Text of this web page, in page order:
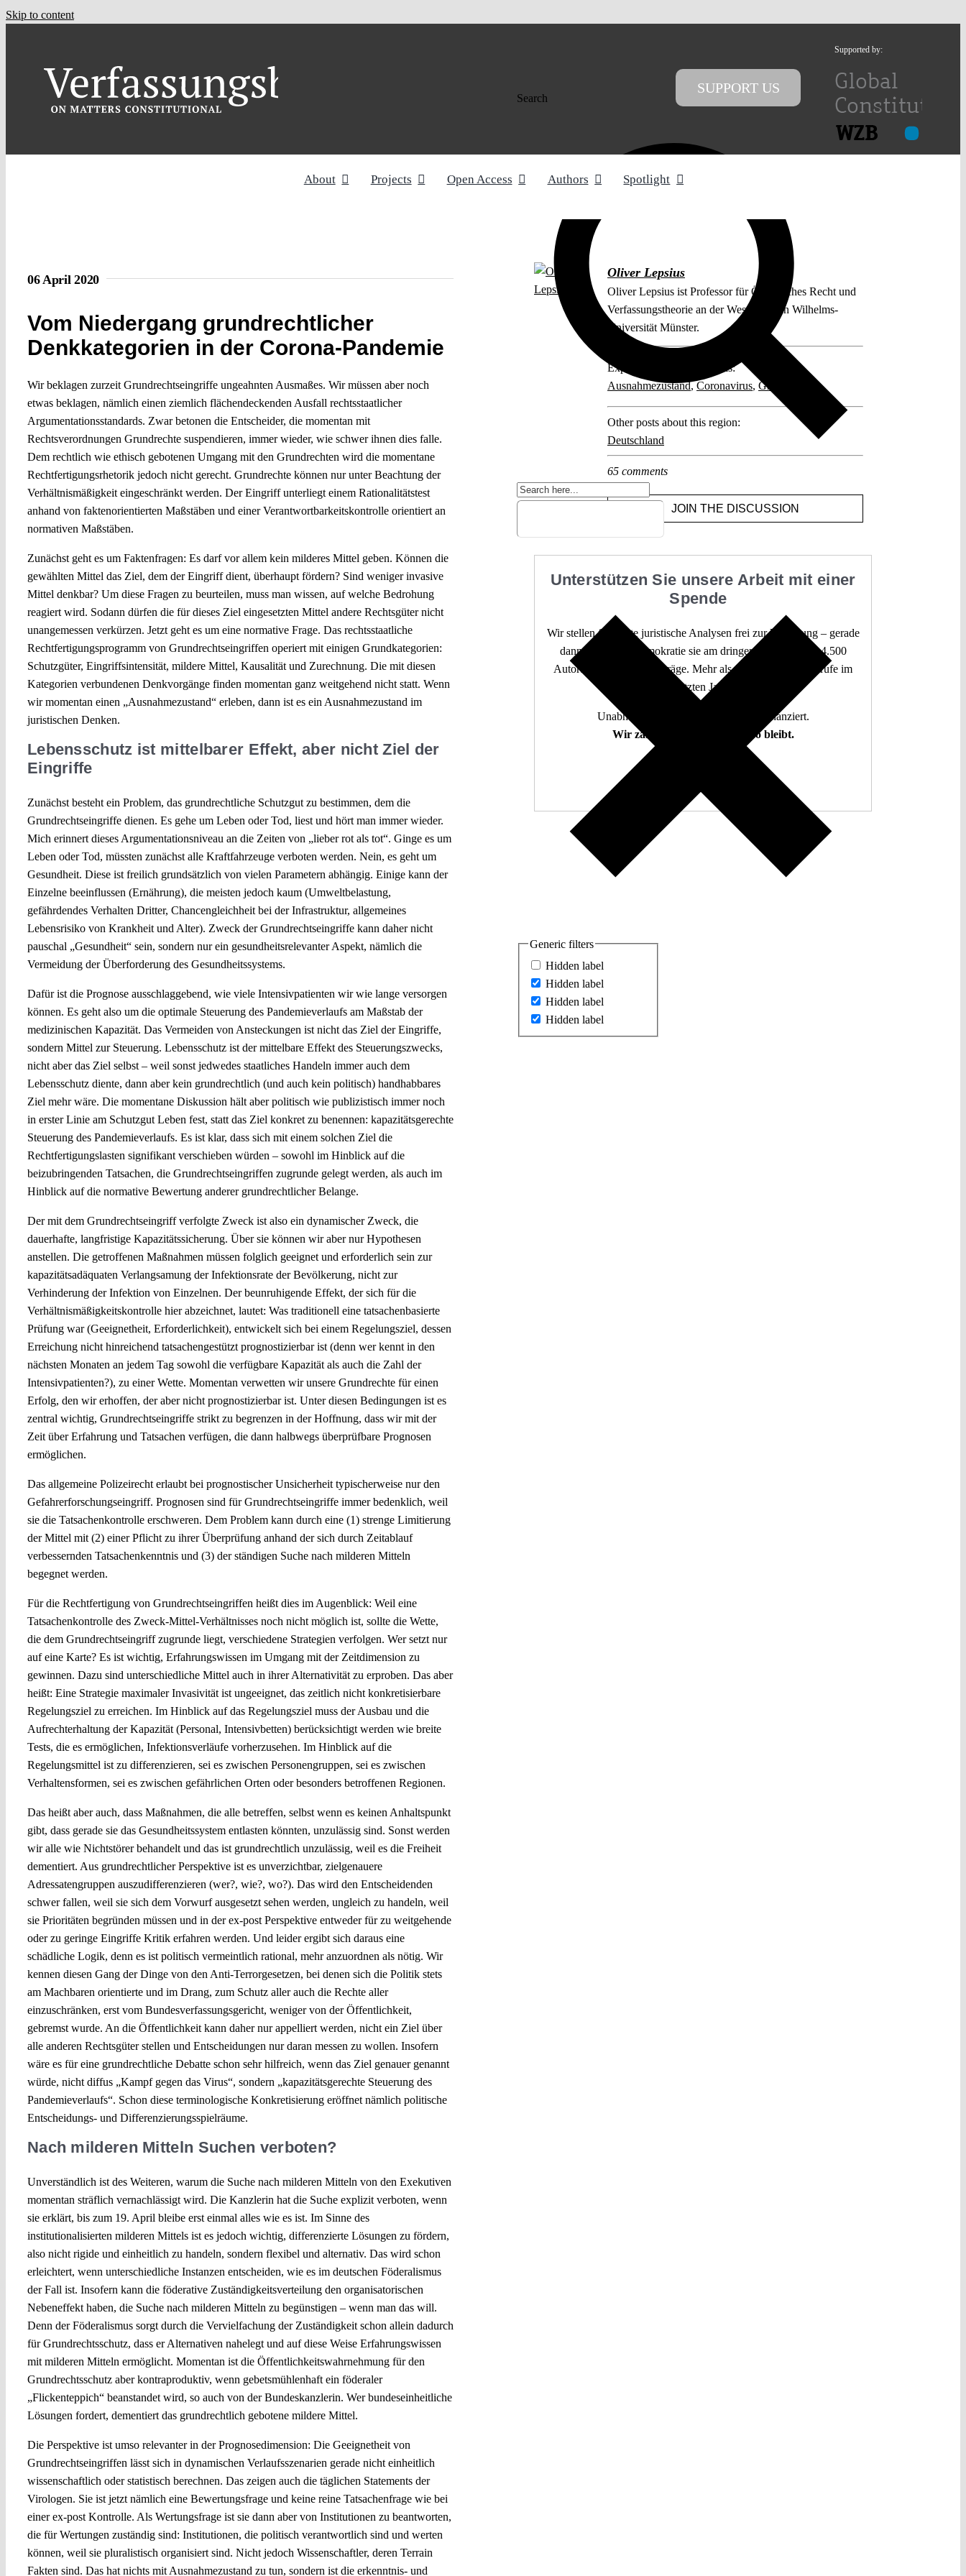
Skip to content
Search
Generic filters
Hidden label
Hidden label
Hidden label
Hidden label
SUPPORT US
Supported by:
About Projects Open Access Authors Spotlight
06 April 2020
Vom Niedergang grundrechtlicher
Denkkategorien in der Corona-Pandemie
Wir beklagen zurzeit Grundrechtseingriffe ungeahnten Ausmaßes. Wir müssen aber noch
etwas beklagen, nämlich einen ziemlich flächendeckenden Ausfall rechtsstaatlicher
Argumentationsstandards. Zwar betonen die Entscheider, die momentan mit
Rechtsverordnungen Grundrechte suspendieren, immer wieder, wie schwer ihnen dies falle.
Dem rechtlich wie ethisch gebotenen Umgang mit den Grundrechten wird die momentane
Rechtfertigungsrhetorik jedoch nicht gerecht. Grundrechte können nur unter Beachtung der
Verhältnismäßigkeit eingeschränkt werden. Der Eingriff unterliegt einem Rationalitätstest
anhand von faktenorientierten Maßstäben und einer Verantwortbarkeitskontrolle orientiert an
normativen Maßstäben.
Zunächst geht es um Faktenfragen: Es darf vor allem kein milderes Mittel geben. Können die
gewählten Mittel das Ziel, dem der Eingriff dient, überhaupt fördern? Sind weniger invasive
Mittel denkbar? Um diese Fragen zu beurteilen, muss man wissen, auf welche Bedrohung
reagiert wird. Sodann dürfen die für dieses Ziel eingesetzten Mittel andere Rechtsgüter nicht
unangemessen verkürzen. Jetzt geht es um eine normative Frage. Das rechtsstaatliche
Rechtfertigungsprogramm von Grundrechtseingriffen operiert mit einigen Grundkategorien:
Schutzgüter, Eingriffsintensität, mildere Mittel, Kausalität und Zurechnung. Die mit diesen
Kategorien verbundenen Denkvorgänge finden momentan ganz weitgehend nicht statt. Wenn
wir momentan einen „Ausnahmezustand“ erleben, dann ist es ein Ausnahmezustand im
juristischen Denken.
Lebensschutz ist mittelbarer Effekt, aber nicht Ziel der
Eingriffe
Zunächst besteht ein Problem, das grundrechtliche Schutzgut zu bestimmen, dem die
Grundrechtseingriffe dienen. Es gehe um Leben oder Tod, liest und hört man immer wieder.
Mich erinnert dieses Argumentationsniveau an die Zeiten von „lieber rot als tot“. Ginge es um
Leben oder Tod, müssten zunächst alle Kraftfahrzeuge verboten werden. Nein, es geht um
Gesundheit. Diese ist freilich grundsätzlich von vielen Parametern abhängig. Einige kann der
Einzelne beeinflussen (Ernährung), die meisten jedoch kaum (Umweltbelastung,
gefährdendes Verhalten Dritter, Chancengleichheit bei der Infrastruktur, allgemeines
Lebensrisiko von Krankheit und Alter). Zweck der Grundrechtseingriffe kann daher nicht
pauschal „Gesundheit“ sein, sondern nur ein gesundheitsrelevanter Aspekt, nämlich die
Vermeidung der Überforderung des Gesundheitssystems.
Dafür ist die Prognose ausschlaggebend, wie viele Intensivpatienten wir wie lange versorgen
können. Es geht also um die optimale Steuerung des Pandemieverlaufs am Maßstab der
medizinischen Kapazität. Das Vermeiden von Ansteckungen ist nicht das Ziel der Eingriffe,
sondern Mittel zur Steuerung. Lebensschutz ist der mittelbare Effekt des Steuerungszwecks,
nicht aber das Ziel selbst – weil sonst jedwedes staatliches Handeln immer auch dem
Lebensschutz diente, dann aber kein grundrechtlich (und auch kein politisch) handhabbares
Ziel mehr wäre. Die momentane Diskussion hält aber politisch wie publizistisch immer noch
in erster Linie am Schutzgut Leben fest, statt das Ziel konkret zu benennen: kapazitätsgerechte
Steuerung des Pandemieverlaufs. Es ist klar, dass sich mit einem solchen Ziel die
Rechtfertigungslasten signifikant verschieben würden – sowohl im Hinblick auf die
beizubringenden Tatsachen, die Grundrechtseingriffen zugrunde gelegt werden, als auch im
Hinblick auf die normative Bewertung anderer grundrechtlicher Belange.
Der mit dem Grundrechtseingriff verfolgte Zweck ist also ein dynamischer Zweck, die
dauerhafte, langfristige Kapazitätssicherung. Über sie können wir aber nur Hypothesen
anstellen. Die getroffenen Maßnahmen müssen folglich geeignet und erforderlich sein zur
kapazitätsadäquaten Verlangsamung der Infektionsrate der Bevölkerung, nicht zur
Verhinderung der Infektion von Einzelnen. Der beunruhigende Effekt, der sich für die
Verhältnismäßigkeitskontrolle hier abzeichnet, lautet: Was traditionell eine tatsachenbasierte
Prüfung war (Geeignetheit, Erforderlichkeit), entwickelt sich bei einem Regelungsziel, dessen
Erreichung nicht hinreichend tatsachengestützt prognostizierbar ist (denn wer kennt in den
nächsten Monaten an jedem Tag sowohl die verfügbare Kapazität als auch die Zahl der
Intensivpatienten?), zu einer Wette. Momentan verwetten wir unsere Grundrechte für einen
Erfolg, den wir erhoffen, der aber nicht prognostizierbar ist. Unter diesen Bedingungen ist es
zentral wichtig, Grundrechtseingriffe strikt zu begrenzen in der Hoffnung, dass wir mit der
Zeit über Erfahrung und Tatsachen verfügen, die dann halbwegs überprüfbare Prognosen
ermöglichen.
Das allgemeine Polizeirecht erlaubt bei prognostischer Unsicherheit typischerweise nur den
Gefahrerforschungseingriff. Prognosen sind für Grundrechtseingriffe immer bedenklich, weil
sie die Tatsachenkontrolle erschweren. Dem Problem kann durch eine (1) strenge Limitierung
der Mittel mit (2) einer Pflicht zu ihrer Überprüfung anhand der sich durch Zeitablauf
verbessernden Tatsachenkenntnis und (3) der ständigen Suche nach milderen Mitteln
begegnet werden.
Für die Rechtfertigung von Grundrechtseingriffen heißt dies im Augenblick: Weil eine
Tatsachenkontrolle des Zweck-Mittel-Verhältnisses noch nicht möglich ist, sollte die Wette,
die dem Grundrechtseingriff zugrunde liegt, verschiedene Strategien verfolgen. Wer setzt nur
auf eine Karte? Es ist wichtig, Erfahrungswissen im Umgang mit der Zeitdimension zu
gewinnen. Dazu sind unterschiedliche Mittel auch in ihrer Alternativität zu erproben. Das aber
heißt: Eine Strategie maximaler Invasivität ist ungeeignet, das zeitlich nicht konkretisierbare
Regelungsziel zu erreichen. Im Hinblick auf das Regelungsziel muss der Ausbau und die
Aufrechterhaltung der Kapazität (Personal, Intensivbetten) berücksichtigt werden wie breite
Tests, die es ermöglichen, Infektionsverläufe vorherzusehen. Im Hinblick auf die
Regelungsmittel ist zu differenzieren, sei es zwischen Personengruppen, sei es zwischen
Verhaltensformen, sei es zwischen gefährlichen Orten oder besonders betroffenen Regionen.
Das heißt aber auch, dass Maßnahmen, die alle betreffen, selbst wenn es keinen Anhaltspunkt
gibt, dass gerade sie das Gesundheitssystem entlasten könnten, unzulässig sind. Sonst werden
wir alle wie Nichtstörer behandelt und das ist grundrechtlich unzulässig, weil es die Freiheit
dementiert. Aus grundrechtlicher Perspektive ist es unverzichtbar, zielgenauere
Adressatengruppen auszudifferenzieren (wer?, wie?, wo?). Das wird den Entscheidenden
schwer fallen, weil sie sich dem Vorwurf ausgesetzt sehen werden, ungleich zu handeln, weil
sie Prioritäten begründen müssen und in der ex-post Perspektive entweder für zu weitgehende
oder zu geringe Eingriffe Kritik erfahren werden. Und leider ergibt sich daraus eine
schädliche Logik, denn es ist politisch vermeintlich rational, mehr anzuordnen als nötig. Wir
kennen diesen Gang der Dinge von den Anti-Terrorgesetzen, bei denen sich die Politik stets
am Machbaren orientierte und im Drang, zum Schutz aller auch die Rechte aller
einzuschränken, erst vom Bundesverfassungsgericht, weniger von der Öffentlichkeit,
gebremst wurde. An die Öffentlichkeit kann daher nur appelliert werden, nicht ein Ziel über
alle anderen Rechtsgüter stellen und Entscheidungen nur daran messen zu wollen. Insofern
wäre es für eine grundrechtliche Debatte schon sehr hilfreich, wenn das Ziel genauer genannt
würde, nicht diffus „Kampf gegen das Virus“, sondern „kapazitätsgerechte Steuerung des
Pandemieverlaufs“. Schon diese terminologische Konkretisierung eröffnet nämlich politische
Entscheidungs- und Differenzierungsspielräume.
Nach milderen Mitteln Suchen verboten?
Unverständlich ist des Weiteren, warum die Suche nach milderen Mitteln von den Exekutiven
momentan sträflich vernachlässigt wird. Die Kanzlerin hat die Suche explizit verboten, wenn
sie erklärt, bis zum 19. April bleibe erst einmal alles wie es ist. Im Sinne des
institutionalisierten milderen Mittels ist es jedoch wichtig, differenzierte Lösungen zu fördern,
also nicht rigide und einheitlich zu handeln, sondern flexibel und alternativ. Das wird schon
erleichtert, wenn unterschiedliche Instanzen entscheiden, wie es im deutschen Föderalismus
der Fall ist. Insofern kann die föderative Zuständigkeitsverteilung den organisatorischen
Nebeneffekt haben, die Suche nach milderen Mitteln zu begünstigen – wenn man das will.
Denn der Föderalismus sorgt durch die Vervielfachung der Zuständigkeit schon allein dadurch
für Grundrechtsschutz, dass er Alternativen nahelegt und auf diese Weise Erfahrungswissen
mit milderen Mitteln ermöglicht. Momentan ist die Öffentlichkeitswahrnehmung für den
Grundrechtsschutz aber kontraproduktiv, wenn gebetsmühlenhaft ein föderaler
„Flickenteppich“ beanstandet wird, so auch von der Bundeskanzlerin. Wer bundeseinheitliche
Lösungen fordert, dementiert das grundrechtlich gebotene mildere Mittel.
Die Perspektive ist umso relevanter in der Prognosedimension: Die Geeignetheit von
Grundrechtseingriffen lässt sich in dynamischen Verlaufsszenarien gerade nicht einheitlich
wissenschaftlich oder statistisch berechnen. Das zeigen auch die täglichen Statements der
Virologen. Sie ist jetzt nämlich eine Bewertungsfrage und keine reine Tatsachenfrage wie bei
einer ex-post Kontrolle. Als Wertungsfrage ist sie dann aber von Institutionen zu beantworten,
die für Wertungen zuständig sind: Institutionen, die politisch verantwortlich sind und werten
können, weil sie pluralistisch organisiert sind. Nicht jedoch Wissenschaftler, deren Terrain
Fakten sind. Das hat nichts mit Ausnahmezustand zu tun, sondern ist die erkenntnis- und
Oliver Lepsius
Oliver Lepsius ist Professor für Öffentliches Recht und
Verfassungstheorie an der Westfälischen Wilhelms-
Universität Münster.
Explore posts related to this:
Ausnahmezustand,Coronavirus, Grundrechte
Other posts about this region:
Deutschland
65 comments
JOIN THE DISCUSSION
Unterstützen Sie unsere Arbeit mit einer
Spende
Wir stellen fundierte juristische Analysen frei zur Verfügung – gerade
dann, wenn die Demokratie sie am dringendsten braucht. 4.500
Autor:innen. 10.000 Beiträge. Mehr als fünf Millionen Aufrufe im
letzten Jahr.
Unabhängig. Open Access. Spendenfinanziert.
Wir zählen auf Sie, damit es so bleibt.